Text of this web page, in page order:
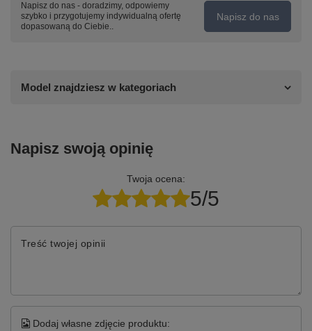
Napisz do nas - doradzimy, odpowiemy
szybko i przygotujemy indywidualną ofertę
dopasowaną do Ciebie..
Napisz do nas
Model znajdziesz w kategoriach
Napisz swoją opinię
Twoja ocena:
5/5
Treść twojej opinii
Dodaj własne zdjęcie produktu: